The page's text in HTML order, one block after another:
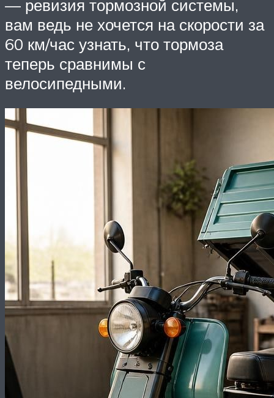
— ревизия тормозной системы,
вам ведь не хочется на скорости за
60 км/час узнать, что тормоза
теперь сравнимы с
велосипедными.